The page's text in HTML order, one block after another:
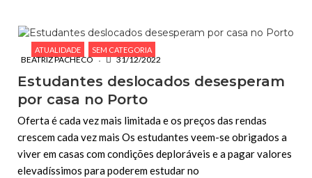
ATUALIDADE SEM CATEGORIA
BEATRIZ PACHECO 31/12/2022
Estudantes deslocados desesperam
por casa no Porto
Oferta é cada vez mais limitada e os preços das rendas
crescem cada vez mais Os estudantes veem-se obrigados a
viver em casas com condições deploráveis e a pagar valores
elevadíssimos para poderem estudar no